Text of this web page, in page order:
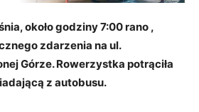
około godziny 7:00 rano ,
zdarzenia na ul.
Górze. Rowerzystka potrąciła
z autobusu.